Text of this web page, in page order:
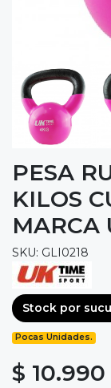
PESA
KILOS
MARCA
SKU: GLI0218
Stock por
Pocas Unidades.
$ 10.990